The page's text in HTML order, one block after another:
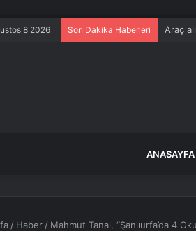
8 2026 Son Dakika Haberleri Araç
ANASAYFA
/ Haber / Mahmut Tanal, “Şanlıurfa’da 4